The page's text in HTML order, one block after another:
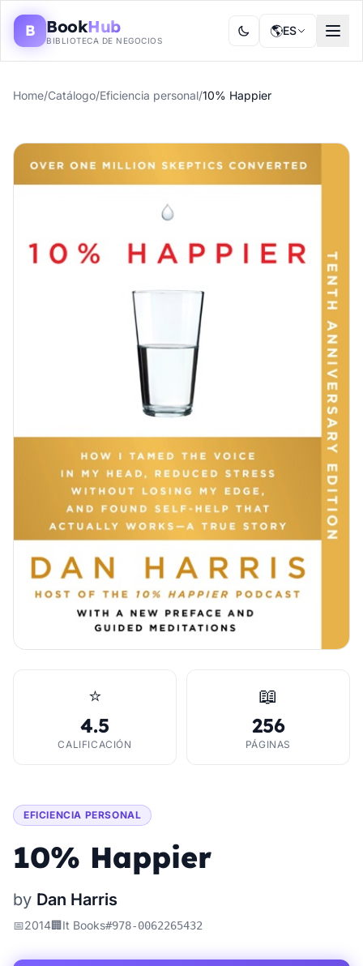
B BookHub
BIBLIOTECA DE NEGOCIOS
🌎ES
Home/Catálogo/Eficiencia personal/10% Happier
⭐
4.5
CALIFICACIÓN
📖
256
PÁGINAS
EFICIENCIA PERSONAL
10% Happier
by Dan Harris
📅2014🏢It Books#978-0062265432